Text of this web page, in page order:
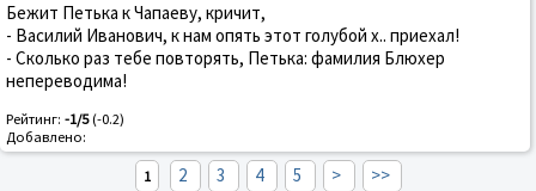
Бежит Петька к Чапаеву, кричит,
- Василий Иванович, к нам опять этот голубой х.. приехал!
- Сколько раз тебе повторять, Петька: фамилия Блюхер
непереводима!
Рейтинг: -1/5(-0.2)
Добавлено:
1 2 3 4 5 > >>